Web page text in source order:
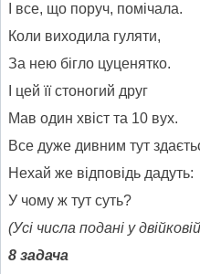
І все, що поруч, помічала.
Коли виходила гуляти,
За нею бігло цуценятко.
І цей її стоногий друг
Мав один хвіст та 10 вух.
Все дуже дивним тут
Нехай же відповідь дадуть:
У чому ж тут суть?
(Усі числа подані у
8 задача